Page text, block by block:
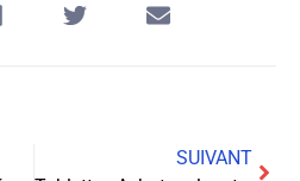
SUIVANT